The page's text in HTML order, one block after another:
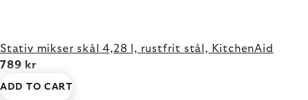
Stativ mikser skål 4,28 l, rustfrit stål, KitchenAid
789 kr
ADD TO CART